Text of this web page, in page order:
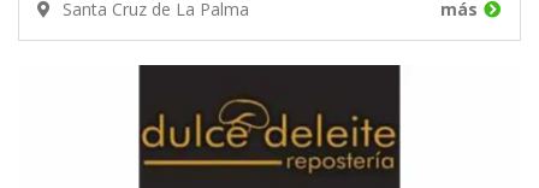
Santa Cruz de La Palma más